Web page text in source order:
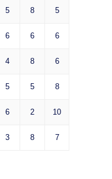
5 8 5
6 6 6
4 8 6
5 5 8
6 2 10
3 8 7